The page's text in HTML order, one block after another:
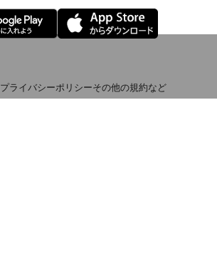
プライバシーポリシーその他の規約など